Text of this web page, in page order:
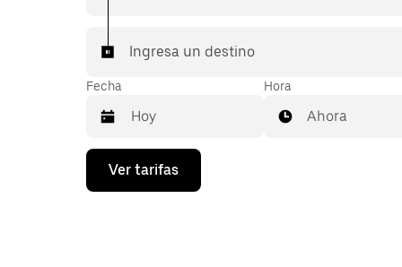
Ingresa un destino
Fecha
Presiona
flecha
Hora
Ahora
Ver tarifas